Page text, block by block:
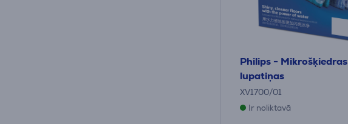
Philips - Mikrošķiedras
lupatiņas
XV1700/01
Ir noliktavā